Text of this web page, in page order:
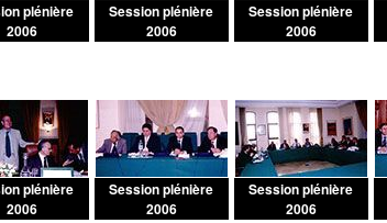
plénière
2006
Session plénière
2006
Session plénière
2006
plénière
2006
Session plénière
2006
Session plénière
2006